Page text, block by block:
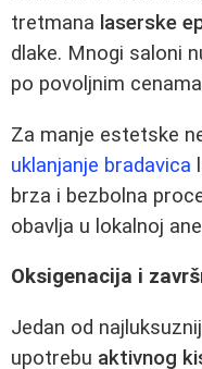
tretmana laserske
dlake. Mnogi saloni
po povoljnim
Za manje estetske
uklanjanje bradavica
brza i bezbolna
obavlja u lokalnoj
Oksigenacija i
Jedan od
upotrebu aktivnog